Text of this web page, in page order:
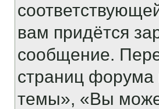
вам придётся
сообщение.
страниц
темы», «Вы